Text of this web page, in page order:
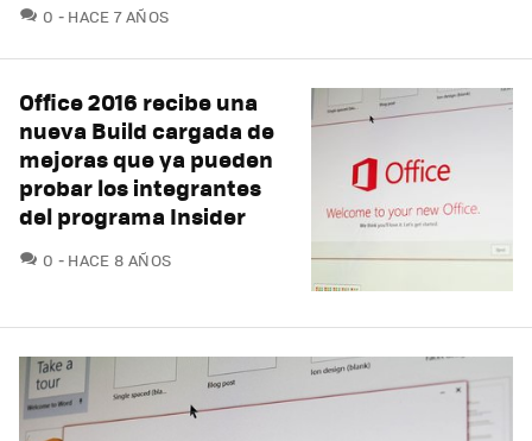
0 COMENTARIOS
HACE 7 AÑOS
Office 2016 recibe una
nueva Build cargada de
mejoras que ya pueden
probar los integrantes
del programa Insider
0 COMENTARIOS
HACE 8 AÑOS